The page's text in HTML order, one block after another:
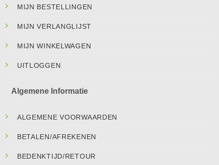
MIJN BESTELLINGEN
MIJN VERLANGLIJST
MIJN WINKELWAGEN
UITLOGGEN
Algemene Informatie
ALGEMENE VOORWAARDEN
BETALEN/AFREKENEN
BEDENKTIJD/RETOUR